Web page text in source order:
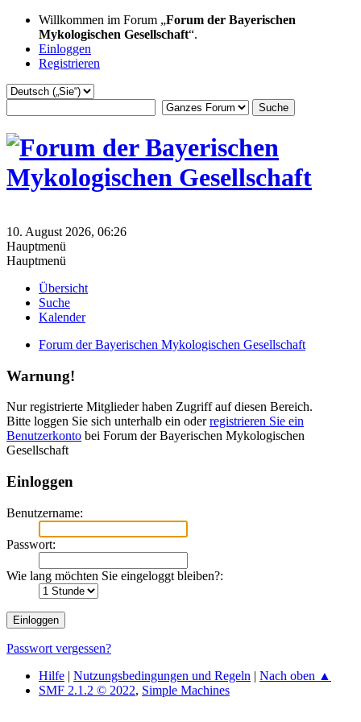
Willkommen im Forum „Forum der Bayerischen
Mykologischen Gesellschaft“.
Einloggen
Registrieren
10. August 2026, 06:26
Hauptmenü
Hauptmenü
Übersicht
Suche
Kalender
Forum der Bayerischen Mykologischen Gesellschaft
Warnung!
Nur registrierte Mitglieder haben Zugriff auf diesen Bereich.
Bitte loggen Sie sich unterhalb ein oderregistrieren Sie ein
Benutzerkonto bei Forum der Bayerischen Mykologischen
Gesellschaft
Einloggen
Benutzername:
Passwort:
Wie lang möchten Sie eingeloggt bleiben?:
Passwort vergessen?
Hilfe | Nutzungsbedingungen und Regeln | Nach oben ▲
SMF 2.1.2 © 2022, Simple Machines